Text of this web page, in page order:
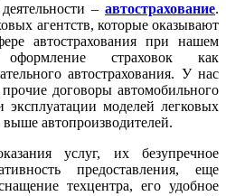
– автострахование.
агентств, которые оказывают
автострахования при нашем
оформление страховок как
автострахования. У нас
договоры автомобильного
эксплуатации моделей легковых
автопроизводителей.
услуг, их безупречное
предоставления, еще
техцентра, его удобное